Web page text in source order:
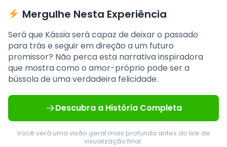
Mergulhe Nesta Experiência
Será que Kássia será capaz de deixar o passado
para trás e seguir em direção a um futuro
promissor? Não perca esta narrativa inspiradora
que mostra como o amor-próprio pode ser a
bússola de uma verdadeira felicidade.
Descubra a História Completa
Você verá uma visão geral mais profunda antes do link de
visualização final.